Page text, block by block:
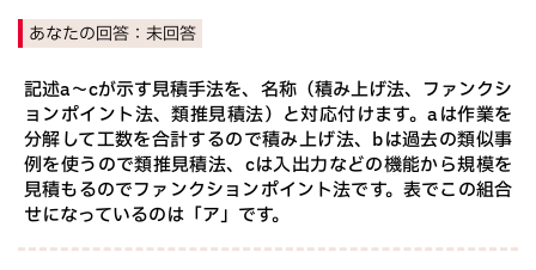
あなたの回答： 未回答
記述a～cが示す見積手法を、名称（積み上げ法、ファンクシ
ョンポイント法、類推見積法）と対応付けます。aは作業を
分解して工数を合計するので積み上げ法、bは過去の類似事
例を使うので類推見積法、cは入出力などの機能から規模を
見積もるのでファンクションポイント法です。表でこの組合
せになっているのは「ア」です。